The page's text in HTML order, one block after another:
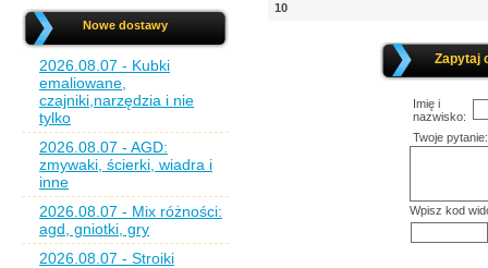
Nowe dostawy
2026.08.07 - Kubki
emaliowane,
czajniki,narzędzia i nie
tylko
2026.08.07 - AGD:
zmywaki, ścierki, wiadra i
inne
2026.08.07 - Mix różności:
agd, gniotki, gry
2026.08.07 - Stroiki
10
Zapytaj
Imię i
nazwisko:
Twoje pytanie:
Wpisz kod